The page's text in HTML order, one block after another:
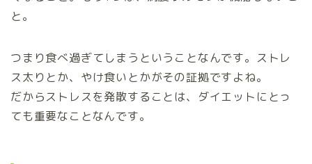
と。
つまり食べ過ぎてしまうということなんです。ストレ
ス太りとか、やけ食いとかがその証拠ですよね。
だからストレスを発散することは、ダイエットにとっ
ても重要なことなんです。